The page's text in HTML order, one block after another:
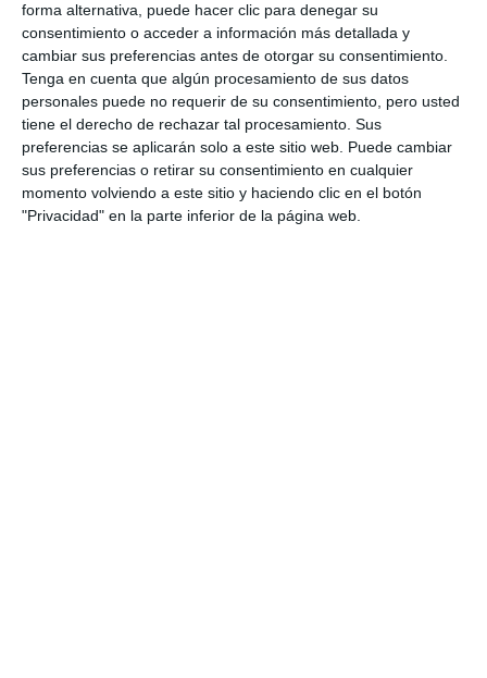
forma alternativa, puede hacer clic para denegar su
consentimiento o acceder a información más detallada y
cambiar sus preferencias antes de otorgar su consentimiento.
Tenga en cuenta que algún procesamiento de sus datos
personales puede no requerir de su consentimiento, pero usted
tiene el derecho de rechazar tal procesamiento. Sus
preferencias se aplicarán solo a este sitio web. Puede cambiar
sus preferencias o retirar su consentimiento en cualquier
momento volviendo a este sitio y haciendo clic en el botón
"Privacidad" en la parte inferior de la página web.